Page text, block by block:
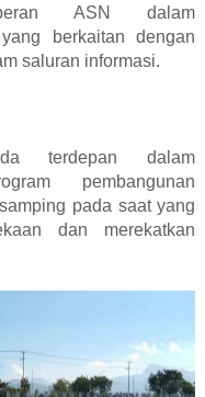
ASN dalam
berkaitan dengan
saluran informasi.
terdepan dalam
pembangunan
pada saat yang
dan merekatkan